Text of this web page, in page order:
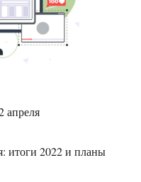
апреля
итоги 2022 и планы